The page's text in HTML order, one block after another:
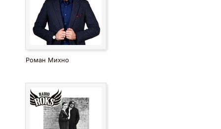
Роман Михно